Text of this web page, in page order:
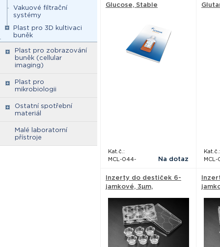
Vakuové filtrační
systémy
Plast pro 3D kultivaci
buněk
Plast pro zobrazování
buněk (cellular
imaging)
Plast pro
mikrobiologii
Ostatní spotřební
materiál
Malé laboratorní
přístroje
Glucose, Stable
Kat.č.:
MCL-044-
Na dotaz
Kat.č.:
Inzerty do destiček 6-
jamkové, 3µm,
membrána - SPL Life
Sciences